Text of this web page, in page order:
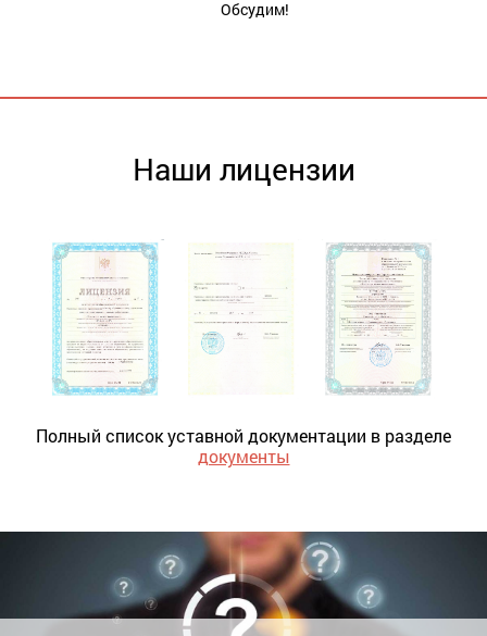
Обсудим!
Наши лицензии
Полный список уставной документации в разделе
документы